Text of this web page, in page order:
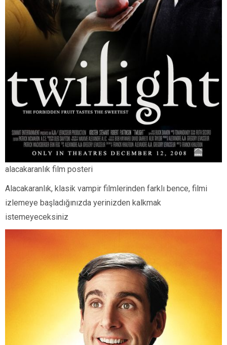
alacakaranlık film posteri
Alacakaranlık, klasik vampir filmlerinden farklı bence, filmi
izlemeye başladığınızda yerinizden kalkmak
istemeyeceksiniz